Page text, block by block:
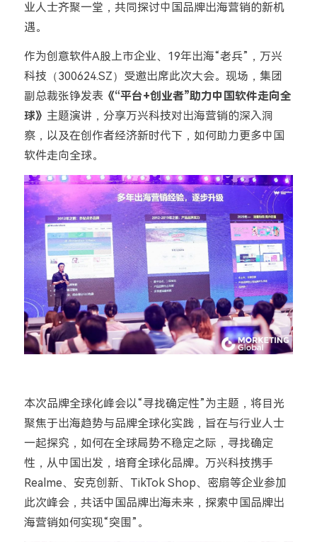
业人士齐聚一堂，共同探讨中国品牌出海营销的新机
遇。
作为创意软件A股上市企业、19年出海“老兵”，万兴
科技（300624.SZ）受邀出席此次大会。现场，集团
副总裁张铮发表 《“平台+创业者”助力中国软件走向全
球》 主题演讲，分享万兴科技对出海营销的深入洞
察，以及在创作者经济新时代下，如何助力更多中国
软件走向全球。
本次品牌全球化峰会以“寻找确定性”为主题，将目光
聚焦于出海趋势与品牌全球化实践，旨在与行业人士
一起探究，如何在全球局势不稳定之际，寻找确定
性，从中国出发，培育全球化品牌。万兴科技携手
Realme、安克创新、TikTok Shop、密扇等企业参加
此次峰会，共话中国品牌出海未来，探索中国品牌出
海营销如何实现“突围”。